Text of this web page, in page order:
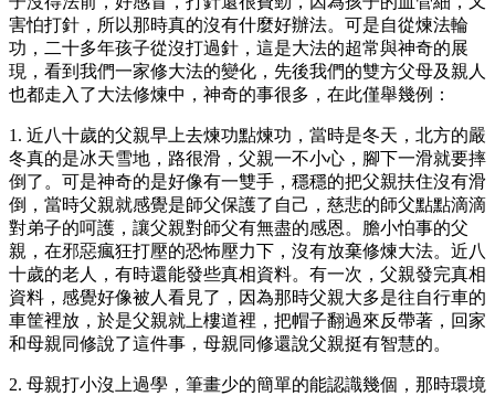
害怕打針，所以那時真的沒有什麼好辦法。可是自從煉法輪
功，二十多年孩子從沒打過針，這是大法的超常與神奇的展
現，看到我們一家修大法的變化，先後我們的雙方父母及親人
也都走入了大法修煉中，神奇的事很多，在此僅舉幾例：
1. 近八十歲的父親早上去煉功點煉功，當時是冬天，北方的嚴
冬真的是冰天雪地，路很滑，父親一不小心，腳下一滑就要摔
倒了。可是神奇的是好像有一雙手，穩穩的把父親扶住沒有滑
倒，當時父親就感覺是師父保護了自己，慈悲的師父點點滴滴
對弟子的呵護，讓父親對師父有無盡的感恩。膽小怕事的父
親，在邪惡瘋狂打壓的恐怖壓力下，沒有放棄修煉大法。近八
十歲的老人，有時還能發些真相資料。有一次，父親發完真相
資料，感覺好像被人看見了，因為那時父親大多是往自行車的
車筐裡放，於是父親就上樓道裡，把帽子翻過來反帶著，回家
和母親同修說了這件事，母親同修還說父親挺有智慧的。
2. 母親打小沒上過學，筆畫少的簡單的能認識幾個，那時環境